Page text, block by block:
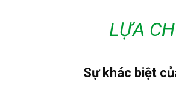
LỰA
Sự khác biệt